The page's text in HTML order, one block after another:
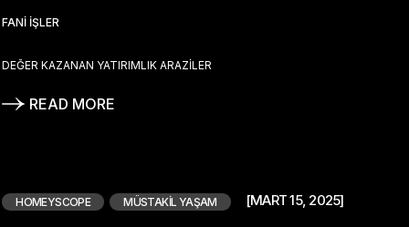
FANI İŞLER
DEĞER KAZANAN YATIRIMLIK ARAZILER
READ MORE
HOMEYSCOPE MÜSTAKIL YAŞAM [MART 15, 2025]